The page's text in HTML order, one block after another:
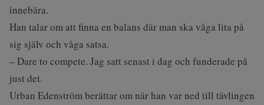
innebära.
Han talar om att finna en balans där man ska våga lita på
sig själv och våga satsa.
– Dare to compete. Jag satt senast i dag och funderade på
just det.
Urban Edenström berättar om när han var ned till tävlingen